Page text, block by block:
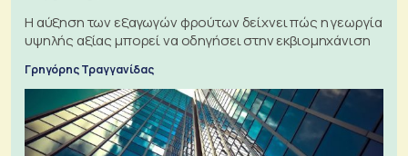
Η αύξηση των εξαγωγών φρούτων δείχνει πώς η γεωργία
υψηλής αξίας μπορεί να οδηγήσει στην εκβιομηχάνιση
Γρηγόρης Τραγγανίδας